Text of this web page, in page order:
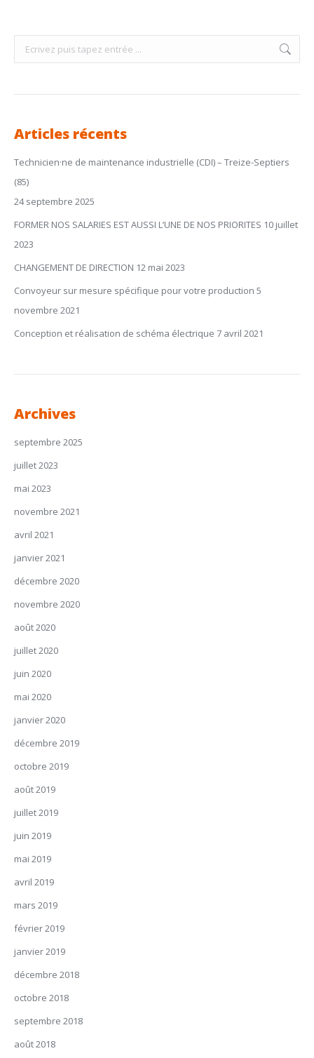
Search:
Articles récents
Technicien·ne de maintenance industrielle (CDI) – Treize-Septiers
(85)
24 septembre 2025
FORMER NOS SALARIES EST AUSSI L’UNE DE NOS PRIORITES 10 juillet
2023
CHANGEMENT DE DIRECTION 12 mai 2023
Convoyeur sur mesure spécifique pour votre production 5
novembre 2021
Conception et réalisation de schéma électrique 7 avril 2021
Archives
septembre 2025
juillet 2023
mai 2023
novembre 2021
avril 2021
janvier 2021
décembre 2020
novembre 2020
août 2020
juillet 2020
juin 2020
mai 2020
janvier 2020
décembre 2019
octobre 2019
août 2019
juillet 2019
juin 2019
mai 2019
avril 2019
mars 2019
février 2019
janvier 2019
décembre 2018
octobre 2018
septembre 2018
août 2018